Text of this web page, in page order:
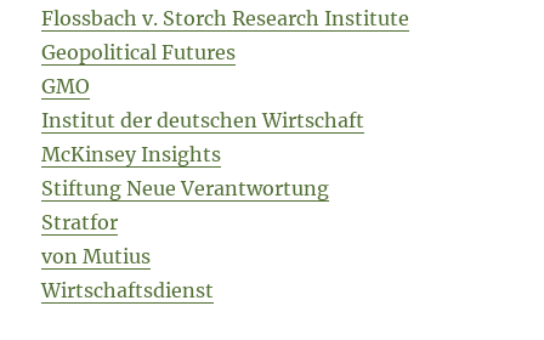
Flossbach v. Storch Research Institute
Geopolitical Futures
GMO
Institut der deutschen Wirtschaft
McKinsey Insights
Stiftung Neue Verantwortung
Stratfor
von Mutius
Wirtschaftsdienst